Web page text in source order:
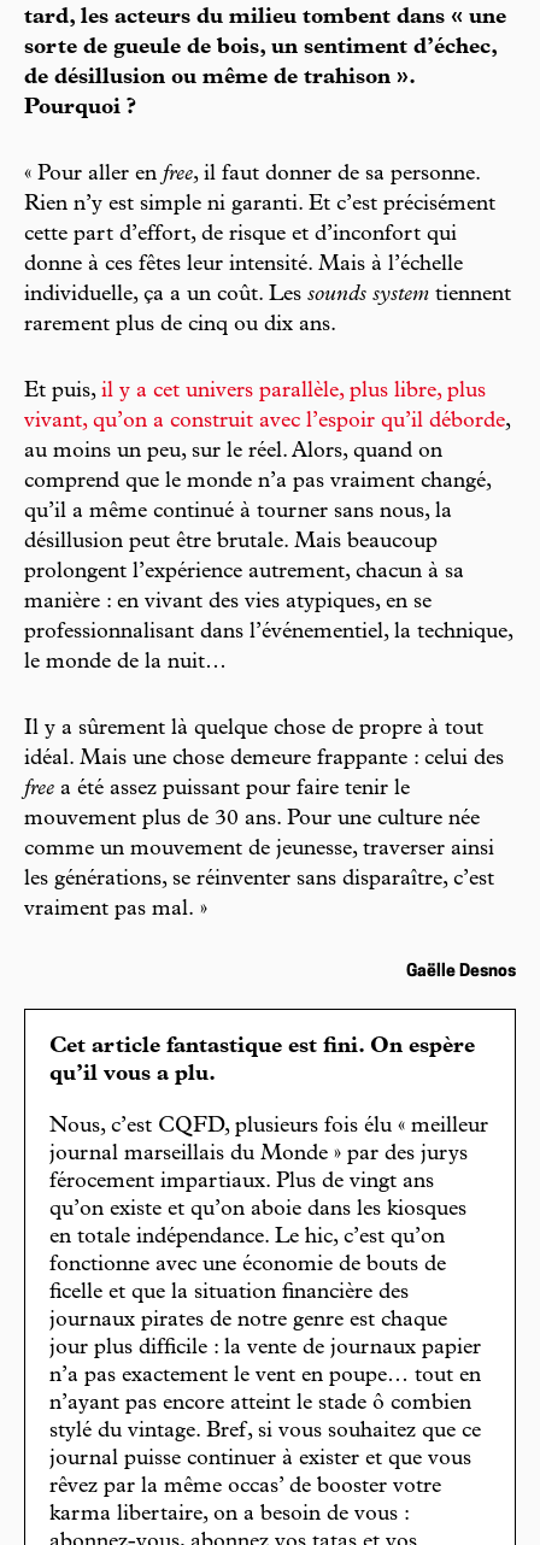
tard, les acteurs du milieu tombent dans « une
sorte de gueule de bois, un sentiment d’échec,
de désillusion ou même de trahison ».
Pourquoi ?
« Pour aller en free, il faut donner de sa personne.
Rien n’y est simple ni garanti. Et c’est précisément
cette part d’effort, de risque et d’inconfort qui
donne à ces fêtes leur intensité. Mais à l’échelle
individuelle, ça a un coût. Les sounds system tiennent
rarement plus de cinq ou dix ans.
Et puis, il y a cet univers parallèle, plus libre, plus
vivant, qu’on a construit avec l’espoir qu’il déborde,
au moins un peu, sur le réel. Alors, quand on
comprend que le monde n’a pas vraiment changé,
qu’il a même continué à tourner sans nous, la
désillusion peut être brutale. Mais beaucoup
prolongent l’expérience autrement, chacun à sa
manière : en vivant des vies atypiques, en se
professionnalisant dans l’événementiel, la technique,
le monde de la nuit…
Il y a sûrement là quelque chose de propre à tout
idéal. Mais une chose demeure frappante : celui des
free a été assez puissant pour faire tenir le
mouvement plus de 30 ans. Pour une culture née
comme un mouvement de jeunesse, traverser ainsi
les générations, se réinventer sans disparaître, c’est
vraiment pas mal. »
Gaëlle Desnos
Cet article fantastique est fini. On espère
qu’il vous a plu.
Nous, c’est CQFD, plusieurs fois élu « meilleur
journal marseillais du Monde » par des jurys
férocement impartiaux. Plus de vingt ans
qu’on existe et qu’on aboie dans les kiosques
en totale indépendance. Le hic, c’est qu’on
fonctionne avec une économie de bouts de
ficelle et que la situation financière des
journaux pirates de notre genre est chaque
jour plus difficile : la vente de journaux papier
n’a pas exactement le vent en poupe… tout en
n’ayant pas encore atteint le stade ô combien
stylé du vintage. Bref, si vous souhaitez que ce
journal puisse continuer à exister et que vous
rêvez par la même occas’ de booster votre
karma libertaire, on a besoin de vous :